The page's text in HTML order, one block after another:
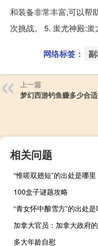
和装备非常丰富,可以帮
次挑战。 5. 蚩尤神殿:蚩
网络标签：
上一篇
梦幻西游钓鱼赚多少合适
相关问题
“惟嗟双翅短”的出处是哪里
100盒子谜题攻略
“青女怀中酿雪方”的出处是
多大年龄自慰